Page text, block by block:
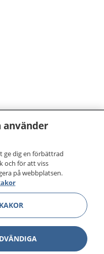
använder
ge dig en förbättrad
och för att viss
på webbplatsen.